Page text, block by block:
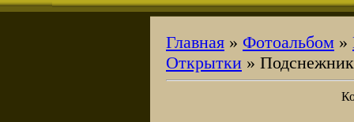
Главная » Фотоальбом »
Открытки »